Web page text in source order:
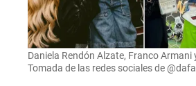
Daniela Rendón Alzate, Franco Armani
Tomada de las redes sociales de